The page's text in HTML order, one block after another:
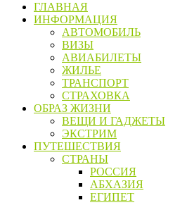
ГЛАВНАЯ
ИНФОРМАЦИЯ
АВТОМОБИЛЬ
ВИЗЫ
АВИАБИЛЕТЫ
ЖИЛЬЕ
ТРАНСПОРТ
СТРАХОВКА
ОБРАЗ ЖИЗНИ
ВЕЩИ И ГАДЖЕТЫ
ЭКСТРИМ
ПУТЕШЕСТВИЯ
СТРАНЫ
РОССИЯ
АБХАЗИЯ
ЕГИПЕТ